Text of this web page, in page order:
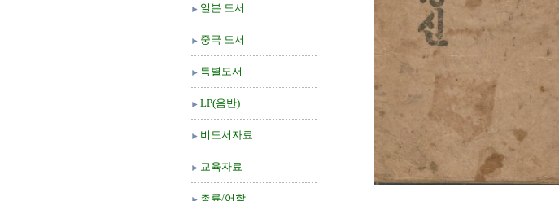
일본 도서
중국 도서
특별도서
LP(음반)
비도서자료
교육자료
총류/어학